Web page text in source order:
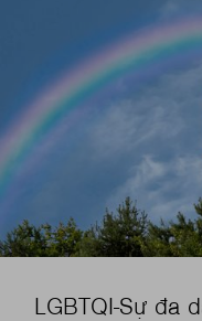
LGBTQI-Sự đa